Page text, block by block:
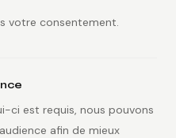
votre consentement.
ci est requis, nous pouvons
afin de mieux